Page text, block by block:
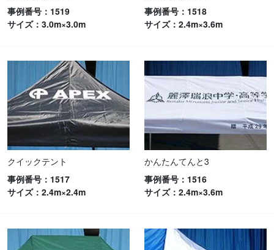
事例番号：1519
サイズ：3.0m×3.0m
事例番号：1518
サイズ：2.4m×3.6m
クイックテント
事例番号：1517
サイズ：2.4m×2.4m
かんたんてんと3
事例番号：1516
サイズ：2.4m×3.6m